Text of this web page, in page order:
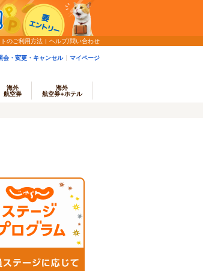
のご利用方法 ヘルプ/問い合わせ
会・変更・キャンセル マイページ
海外
航空券
海外
航空券+ホテル